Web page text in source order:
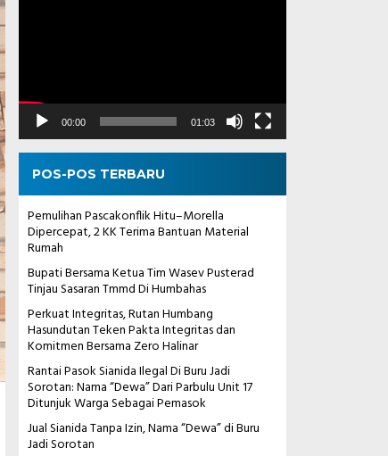
00:00 01:03
POS-POS TERBARU
Pemulihan Pascakonflik Hitu–Morella
Dipercepat, 2 KK Terima Bantuan Material
Rumah
Bupati Bersama Ketua Tim Wasev Pusterad
Tinjau Sasaran Tmmd Di Humbahas
Perkuat Integritas, Rutan Humbang
Hasundutan Teken Pakta Integritas dan
Komitmen Bersama Zero Halinar
Rantai Pasok Sianida Ilegal Di Buru Jadi
Sorotan: Nama “Dewa” Dari Parbulu Unit 17
Ditunjuk Warga Sebagai Pemasok
Jual Sianida Tanpa Izin, Nama “Dewa” di Buru
Jadi Sorotan